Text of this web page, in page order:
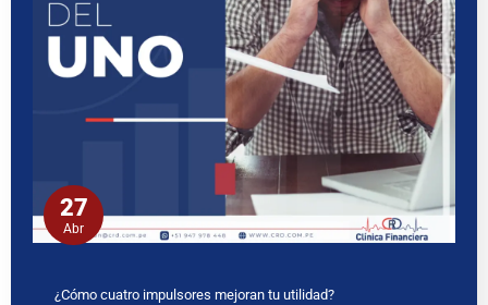
27
Abr
¿Cómo cuatro impulsores mejoran tu utilidad?